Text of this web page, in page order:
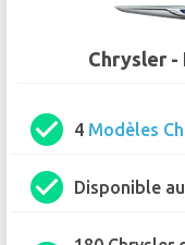
Chrysler
check_circle 4 Modèles
check_circle Disponible